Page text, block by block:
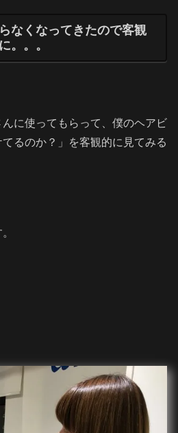
なくなってきたので客観
。。。
に使ってもらって、僕のヘアビ
るのか？」を客観的に見てみる